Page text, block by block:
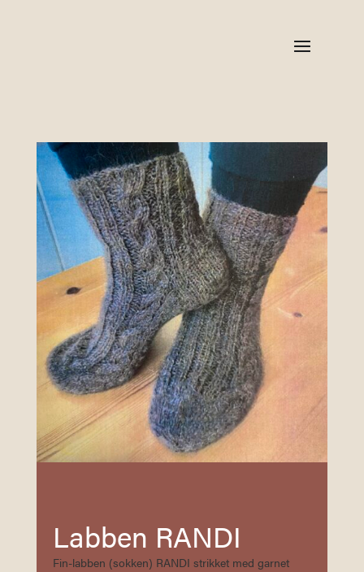
Labben RANDI
Fin-labben (sokken) RANDI strikket med garnet